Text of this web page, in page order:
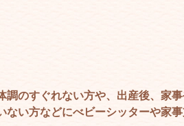
調のすぐれない方や、出産後、家
ない方などにべビーシッターや家